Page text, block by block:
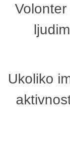
Ukoliko